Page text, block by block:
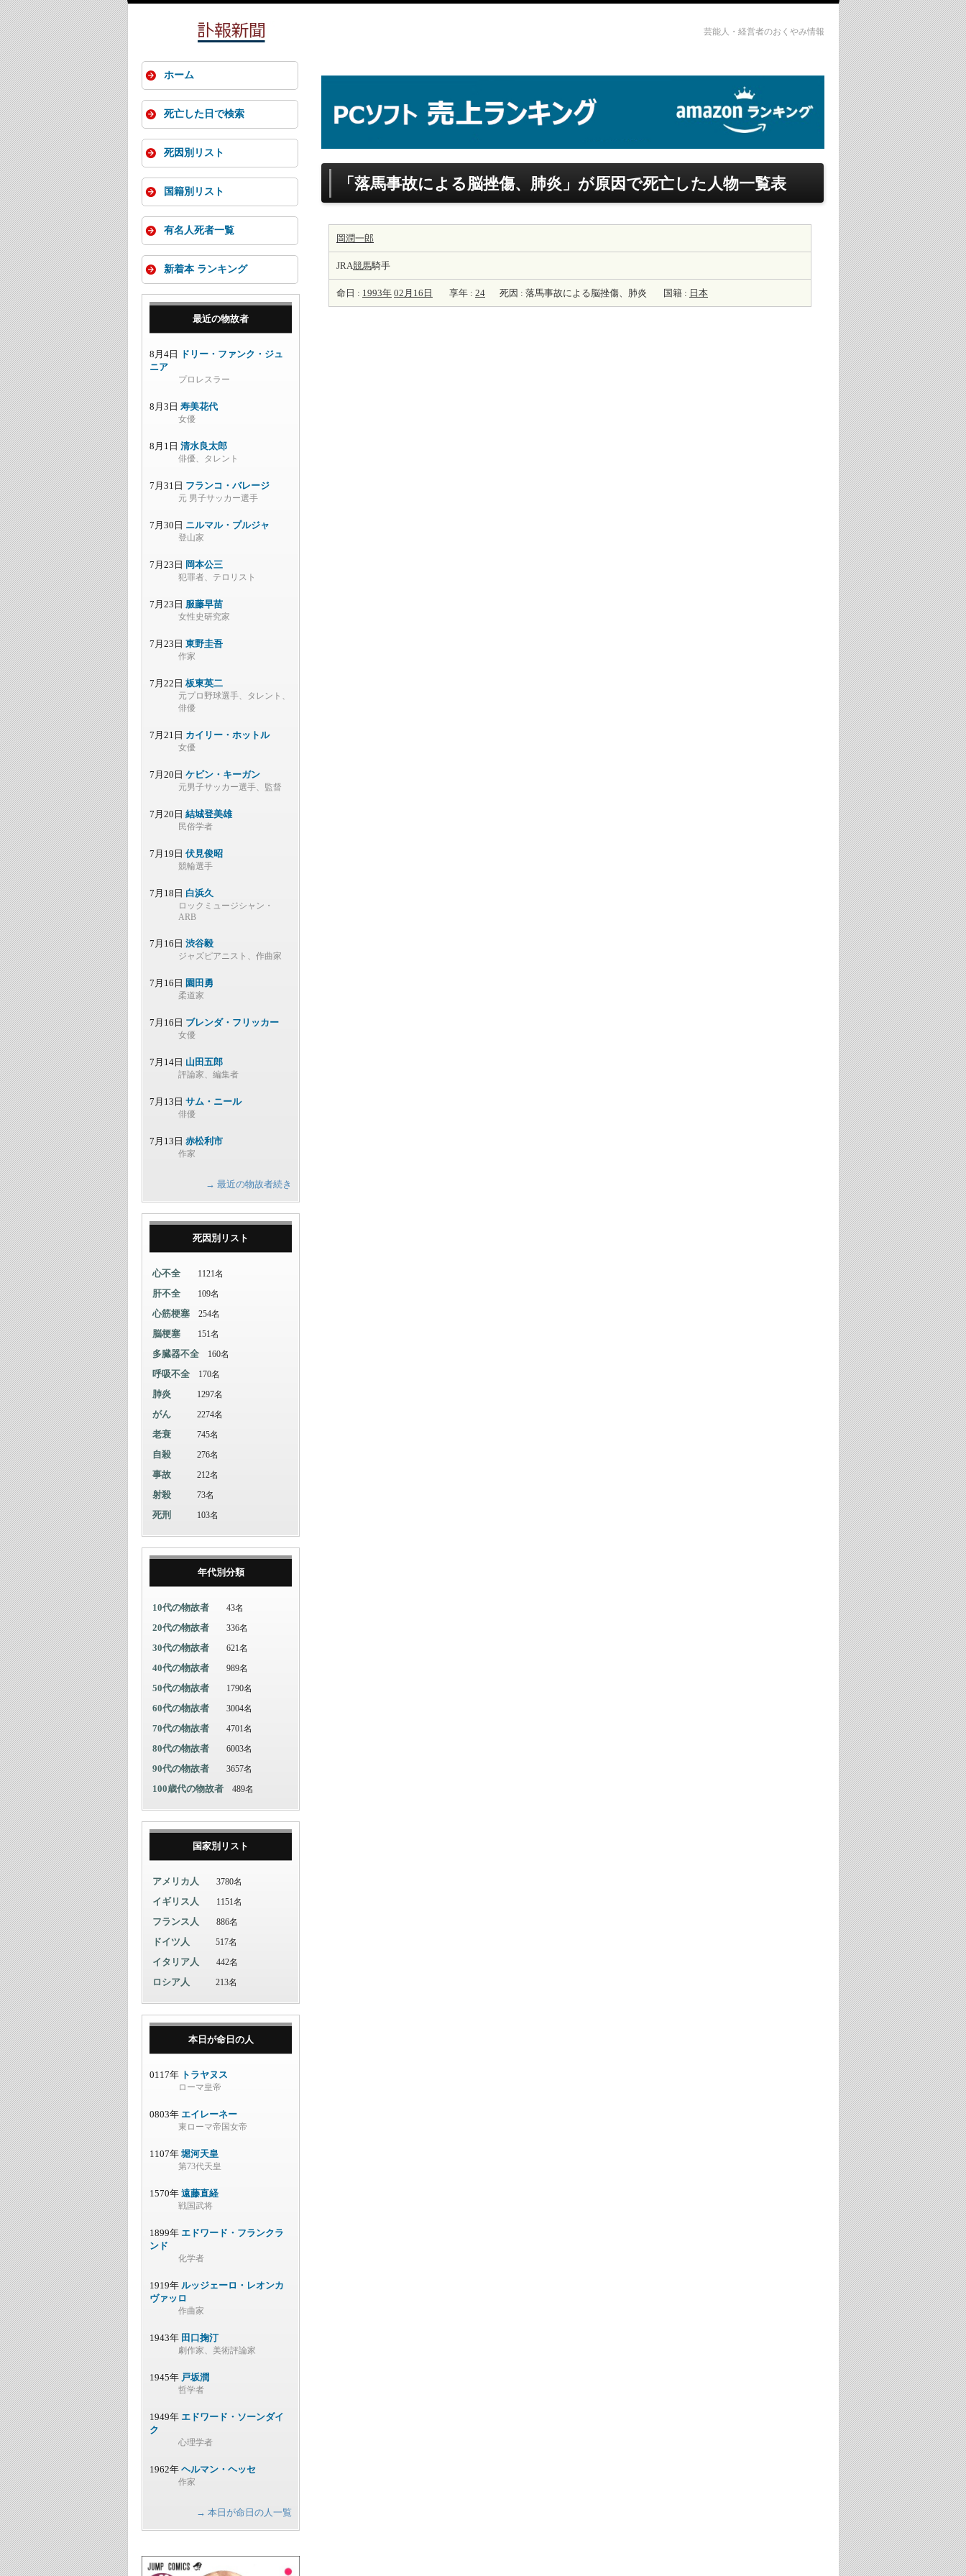
芸能人・経営者のおくやみ情報
「落馬事故による脳挫傷、肺炎」が原因で死亡した人物一覧表
岡潤一郎
JRA競馬騎手
命日 : 1993年 02月16日 享年 : 24 死因 : 落馬事故による脳挫傷、肺炎 国籍 : 日本
ホーム
死亡した日で検索
死因別リスト
国籍別リスト
有名人死者一覧
新着本 ランキング
最近の物故者
8月4日
ドリー・ファンク・ジュ
ニア
プロレスラー
8月3日 寿美花代
女優
8月1日 清水良太郎
俳優、タレント
7月31日 フランコ・バレージ
元 男子サッカー選手
7月30日 ニルマル・プルジャ
登山家
7月23日 岡本公三
犯罪者、テロリスト
7月23日 服藤早苗
女性史研究家
7月23日 東野圭吾
作家
7月22日 板東英二
元プロ野球選手、タレント、
俳優
7月21日 カイリー・ホットル
女優
7月20日 ケビン・キーガン
元男子サッカー選手、監督
7月20日 結城登美雄
民俗学者
7月19日 伏見俊昭
競輪選手
7月18日 白浜久
ロックミュージシャン・
ARB
7月16日 渋谷毅
ジャズピアニスト、作曲家
7月16日 園田勇
柔道家
7月16日 ブレンダ・フリッカー
女優
7月14日 山田五郎
評論家、編集者
7月13日 サム・ニール
俳優
7月13日 赤松利市
作家
→ 最近の物故者続き
死因別リスト
心不全 1121名
肝不全 109名
心筋梗塞 254名
脳梗塞 151名
多臓器不全 160名
呼吸不全 170名
肺炎 1297名
がん 2274名
老衰 745名
自殺 276名
事故 212名
射殺 73名
死刑 103名
年代別分類
10代の物故者 43名
20代の物故者 336名
30代の物故者 621名
40代の物故者 989名
50代の物故者 1790名
60代の物故者 3004名
70代の物故者 4701名
80代の物故者 6003名
90代の物故者 3657名
100歳代の物故者 489名
国家別リスト
アメリカ人 3780名
イギリス人 1151名
フランス人 886名
ドイツ人 517名
イタリア人 442名
ロシア人 213名
本日が命日の人
0117年 トラヤヌス
ローマ皇帝
0803年 エイレーネー
東ローマ帝国女帝
1107年堀河天皇
第73代天皇
1570年 遠藤直経
戦国武将
1899年 エドワード・フランクラ
ンド
化学者
1919年 ルッジェーロ・レオンカ
ヴァッロ
作曲家
1943年 田口掬汀
劇作家、美術評論家
1945年 戸坂潤
哲学者
1949年 エドワード・ソーンダイ
ク
心理学者
1962年 ヘルマン・ヘッセ
作家
→ 本日が命日の人一覧